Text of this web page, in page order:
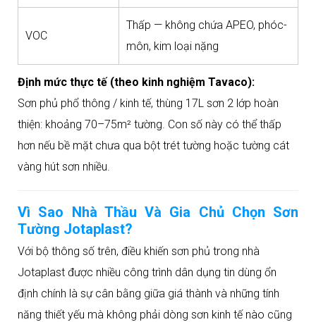
VOC
Thấp — không chứa APEO, phóc-
môn, kim loại nặng
Định mức thực tế (theo kinh nghiệm Tavaco):
Sơn phủ phổ thông / kinh tế, thùng 17L sơn 2 lớp hoàn
thiện: khoảng 70–75m² tường. Con số này có thể thấp
hơn nếu bề mặt chưa qua bột trét tường hoặc tường cát
vàng hút sơn nhiều.
Vì Sao Nhà Thầu Và Gia Chủ Chọn Sơn
Tường Jotaplast?
Với bộ thông số trên, điều khiến sơn phủ trong nhà
Jotaplast được nhiều công trình dân dụng tin dùng ổn
định chính là sự cân bằng giữa giá thành và những tính
năng thiết yếu mà không phải dòng sơn kinh tế nào cũng